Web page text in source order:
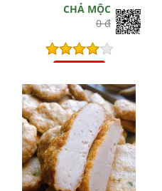
CHẢ MỘC
0 đ